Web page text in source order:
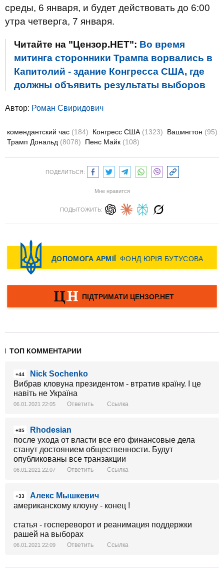
среды, 6 января, и будет действовать до 6:00
утра четверга, 7 января.
Читайте на "Цензор.НЕТ": Во время
митинга сторонники Трампа ворвались в
Капитолий - здание Конгресса США, где
должны объявить результаты выборов
Автор: Роман Свиридович
комендантский час (184) Конгресс США (1323) Вашингтон (95)
Трамп Дональд (8078) Пенс Майк (108)
ПОДЕЛИТЬСЯ:
Мне нравится
ПОДЫТОЖИТЬ:
ТОП КОММЕНТАРИИ
+44
Nick Sochenko
Вибрав кловуна президентом - втратив країну. І це
навіть не Україна
06.01.2021 22:05 Ответить Ссылка
+35
Rhodesian
после ухода от власти все его финансовые дела
станут достоянием общественности. Будут
опубликованы все транзакции
06.01.2021 22:07 Ответить Ссылка
+33
Алекс Мышкевич
американскому клоуну - конец !
статья - госпереворот и реанимация поддержки
рашей на выборах
06.01.2021 22:09 Ответить Ссылка